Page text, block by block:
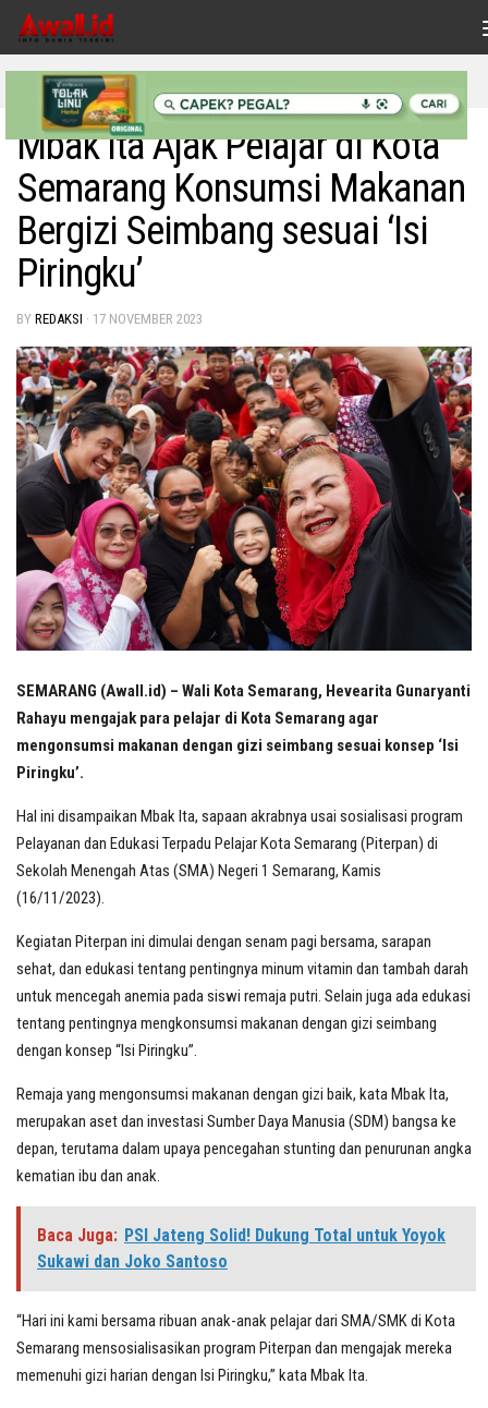
Skip to content
INDONESIAKU
Mbak Ita Ajak Pelajar di Kota
Semarang Konsumsi Makanan
Bergizi Seimbang sesuai ‘Isi
Piringku’
BY REDAKSI · 17 NOVEMBER 2023
SEMARANG (Awall.id) – Wali Kota Semarang, Hevearita Gunaryanti
Rahayu mengajak para pelajar di Kota Semarang agar
mengonsumsi makanan dengan gizi seimbang sesuai konsep ‘Isi
Piringku’.
Hal ini disampaikan Mbak Ita, sapaan akrabnya usai sosialisasi program
Pelayanan dan Edukasi Terpadu Pelajar Kota Semarang (Piterpan) di
Sekolah Menengah Atas (SMA) Negeri 1 Semarang, Kamis
(16/11/2023).
Kegiatan Piterpan ini dimulai dengan senam pagi bersama, sarapan
sehat, dan edukasi tentang pentingnya minum vitamin dan tambah darah
untuk mencegah anemia pada siswi remaja putri. Selain juga ada edukasi
tentang pentingnya mengkonsumsi makanan dengan gizi seimbang
dengan konsep “Isi Piringku”.
Remaja yang mengonsumsi makanan dengan gizi baik, kata Mbak Ita,
merupakan aset dan investasi Sumber Daya Manusia (SDM) bangsa ke
depan, terutama dalam upaya pencegahan stunting dan penurunan angka
kematian ibu dan anak.
Baca Juga: PSI Jateng Solid! Dukung Total untuk Yoyok
Sukawi dan Joko Santoso
“Hari ini kami bersama ribuan anak-anak pelajar dari SMA/SMK di Kota
Semarang mensosialisasikan program Piterpan dan mengajak mereka
memenuhi gizi harian dengan Isi Piringku,” kata Mbak Ita.